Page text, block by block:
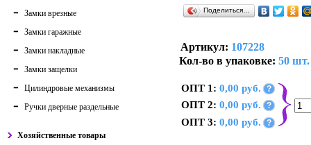
Замки врезные
Замки гаражные
Замки накладные
Замки защелки
Цилиндровые механизмы
Ручки дверные раздельные
Хозяйственные товары
Поделиться…
Артикул: 107228
Кол-во в упаковке: 50 шт.
ОПТ 1: 0,00 руб. ?
ОПТ 2: 0,00 руб. ?
ОПТ 3: 0,00 руб. ?